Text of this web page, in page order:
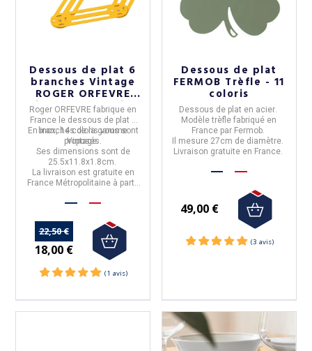
(3 avis)
Dessous de plat 6
branches Vintage
ROGER ORFEVRE
inox - 14 coloris
Roger ORFEVRE fabrique en
Franceledessous de plat 6
branchesde lagamme
Vintage.
En inox, 14 coloris vous sont
proposés.
Ses dimensions sont de
25.5x11.8x1.8cm.
La livraison est gratuiteen
France Métropolitaine à partir
22,50 €
18,00 €
Dessous de plat
FERMOB Trèfle - 11
coloris
Dessous de plat en acier.
Modèletrèfle fabriqué en
Francepar Fermob.
Il mesure 27cm de diamètre.
Livraison gratuite en France.
49,00 €